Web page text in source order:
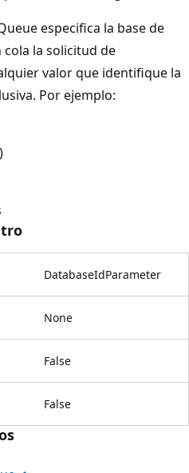
especifica la base de
cola la solicitud de
valor que identifique la
Por ejemplo:
DatabaseIdParameter
None
False
False